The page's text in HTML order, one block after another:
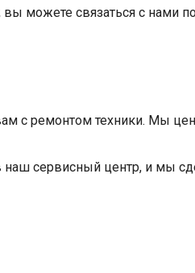
можете связаться с нами
с ремонтом техники. Мы
наш сервисный центр, и мы